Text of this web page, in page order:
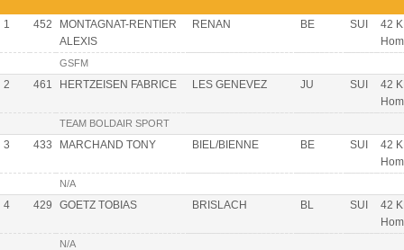
1 452
MONTAGNAT-RENTIER
ALEXIS
RENAN BE SUI
42
GSFM
2 461 HERTZEISEN FABRICE LES GENEVEZ JU SUI
42
TEAM BOLDAIR SPORT
3 433 MARCHAND TONY BIEL/BIENNE BE SUI
42
N/A
4 429 GOETZ TOBIAS BRISLACH BL SUI
42
N/A